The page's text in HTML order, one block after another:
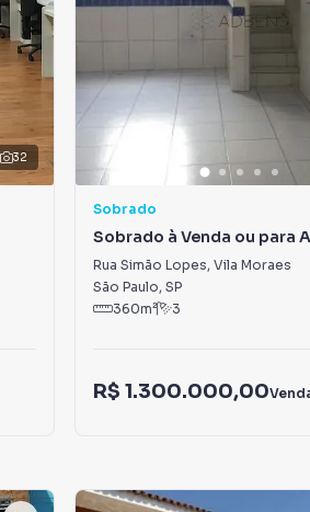
32
Sobrado
Sobrado à Venda ou para
Vila Moraes
Rua Simão Lopes, Vila Moraes
São Paulo, SP
360m² 3
R$ 1.300.000,00